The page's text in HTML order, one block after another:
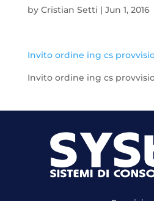
by Cristian Setti | Jun 1, 2016
Invito ordine ing cs
Invito ordine ing cs